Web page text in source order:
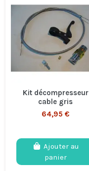
Kit décompresseur
cable gris
64,95 €
Ajouter au
panier